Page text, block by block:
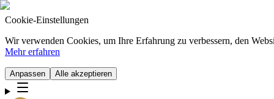
Cookie-Einstellungen
Wir verwenden Cookies, um Ihre Erfahrung zu verbessern, den
Mehr erfahren
Anpassen Alle akzeptieren